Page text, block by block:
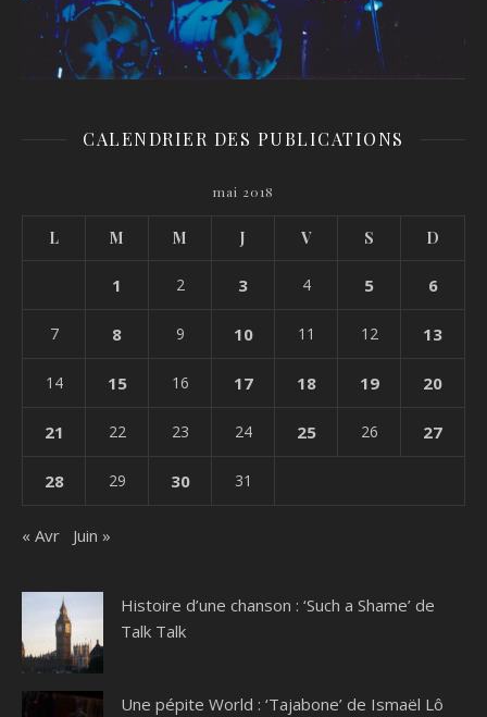
CALENDRIER DES PUBLICATIONS
mai 2018
L M M J V S D
1 2 3 4 5 6
7 8 9 10 11 12 13
14 15 16 17 18 19 20
21 22 23 24 25 26 27
28 29 30 31
« Avr Juin »
Histoire d’une chanson : ‘Such a Shame’ de
Talk Talk
Une pépite World : ‘Tajabone’ de Ismaël Lô